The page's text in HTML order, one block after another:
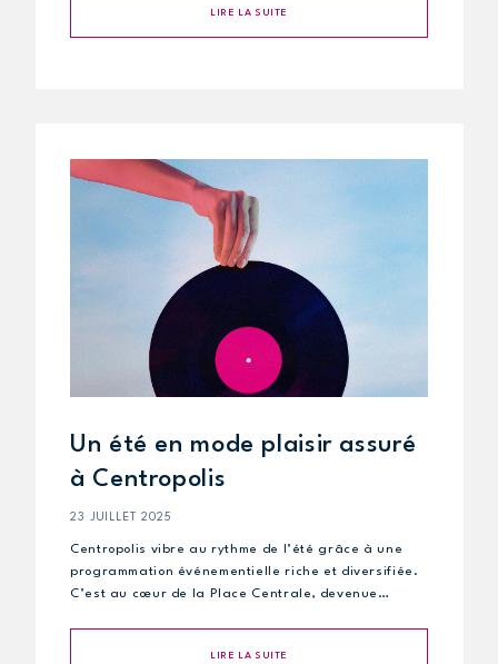
LIRE LA SUITE
Un été en mode plaisir assuré
à Centropolis
23 JUILLET 2025
Centropolis vibre au rythme de l’été grâce à une
programmation événementielle riche et diversifiée.
C’est au cœur de la Place Centrale, devenue…
LIRE LA SUITE